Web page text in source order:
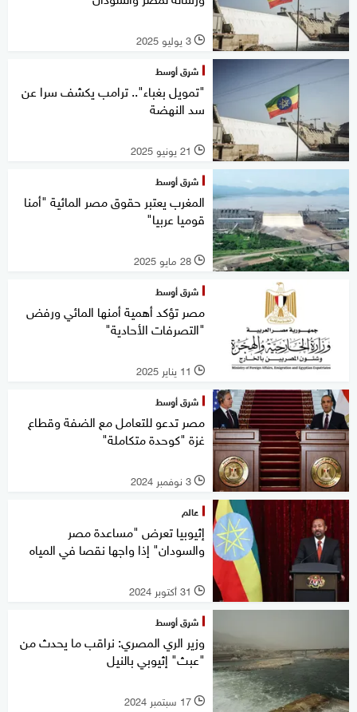
l 3 يوليو 2025
شرق أوسط
"تمويل بغباء".. ترامب يكشف سرا عن
سد النهضة
l 21 يونيو 2025
شرق أوسط
المغرب يعتبر حقوق مصر المائية "أمنا
قوميا عربيا"
l 28 مايو 2025
شرق أوسط
مصر تؤكد أهمية أمنها المائي ورفض
"التصرفات الأحادية"
l 11 يناير 2025
شرق أوسط
مصر تدعو للتعامل مع الضفة وقطاع
غزة "كوحدة متكاملة"
l 3 نوفمبر 2024
عالم
إثيوبيا تعرض "مساعدة مصر
والسودان" إذا واجها نقصا في المياه
l 31 أكتوبر 2024
شرق أوسط
وزير الري المصري: نراقب ما يحدث من
"عبث" إثيوبي بالنيل
l 17 سبتمبر 2024